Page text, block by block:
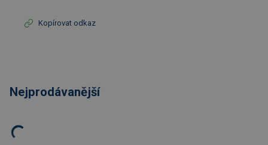
Kopírovat odkaz
Nejprodávanější